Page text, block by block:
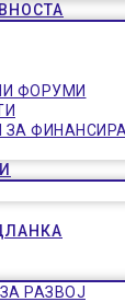
ФОРУМИ
РАЗВОЈ